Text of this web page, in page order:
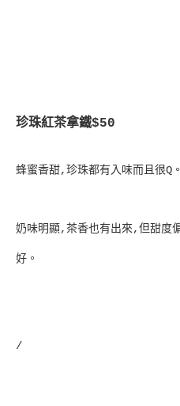
珍珠紅茶拿鐵$50
蜂蜜香甜,珍珠都有入味而且很Q。
奶味明顯,茶香也有出來,但甜度
好。
/